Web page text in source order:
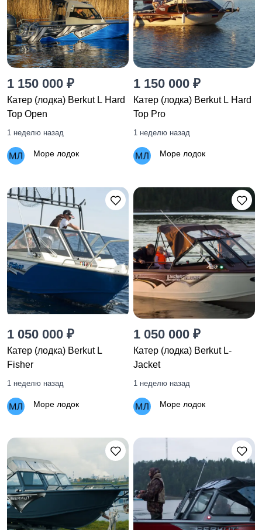
1 150 000 ₽
Катер (лодка) Berkut L Hard
Top Open
1 неделю назад
Море лодок
1 150 000 ₽
Катер (лодка) Berkut L Hard
Top Pro
1 неделю назад
Море лодок
1 050 000 ₽
Катер (лодка) Berkut L
Fisher
1 неделю назад
Море лодок
1 050 000 ₽
Катер (лодка) Berkut L-
Jacket
1 неделю назад
Море лодок